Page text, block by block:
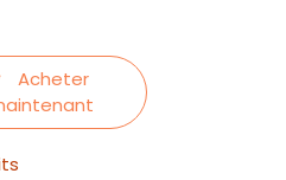
Acheter